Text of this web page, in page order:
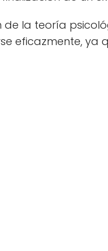
de la teoría
eficazmente, ya